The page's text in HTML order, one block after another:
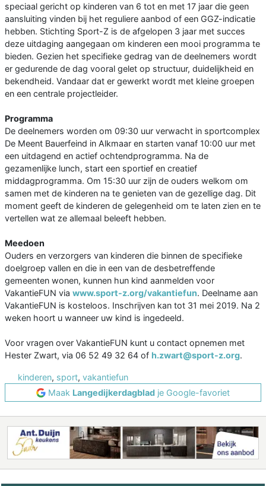
speciaal gericht op kinderen van 6 tot en met 17 jaar die geen
aansluiting vinden bij het reguliere aanbod of een GGZ-indicatie
hebben. Stichting Sport-Z is de afgelopen 3 jaar met succes
deze uitdaging aangegaan om kinderen een mooi programma te
bieden. Gezien het specifieke gedrag van de deelnemers wordt
er gedurende de dag vooral gelet op structuur, duidelijkheid en
bekendheid. Vandaar dat er gewerkt wordt met kleine groepen
en een centrale projectleider.
Programma
De deelnemers worden om 09:30 uur verwacht in sportcomplex
De Meent Bauerfeind in Alkmaar en starten vanaf 10:00 uur met
een uitdagend en actief ochtendprogramma. Na de
gezamenlijke lunch, start een sportief en creatief
middagprogramma. Om 15:30 uur zijn de ouders welkom om
samen met de kinderen na te genieten van de gezellige dag. Dit
moment geeft de kinderen de gelegenheid om te laten zien en te
vertellen wat ze allemaal beleeft hebben.
Meedoen
Ouders en verzorgers van kinderen die binnen de specifieke
doelgroep vallen en die in een van de desbetreffende
gemeenten wonen, kunnen hun kind aanmelden voor
VakantieFUN via www.sport-z.org/vakantiefun. Deelname aan
VakantieFUN is kosteloos. Inschrijven kan tot 31 mei 2019. Na 2
weken hoort u wanneer uw kind is ingedeeld.
Voor vragen over VakantieFUN kunt u contact opnemen met
Hester Zwart, via 06 52 49 32 64 of h.zwart@sport-z.org.
kinderen, sport, vakantiefun
Maak Langedijkerdagblad je Google-favoriet